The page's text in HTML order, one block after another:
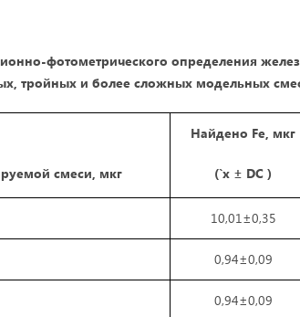
фотометрического определения
тройных и более сложных модельных
смеси, мкг
Найдено Fe, мкг
(`x ± DC )
10,01±0,35
0,94±0,09
0,94±0,09